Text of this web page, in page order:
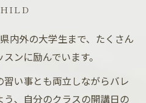
内外の大学生まで、たくさん
ンに励んでいます。
い事とも両立しながらバレ
、自分のクラスの開講日の